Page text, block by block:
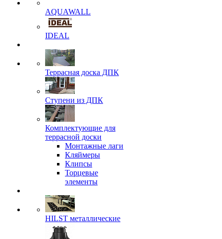
AQUAWALL
IDEAL
Террасная доска ДПК
Ступени из ДПК
Комплектующие для
террасной доски
Монтажные лаги
Кляймеры
Клипсы
Торцевые
элементы
HILST металлические